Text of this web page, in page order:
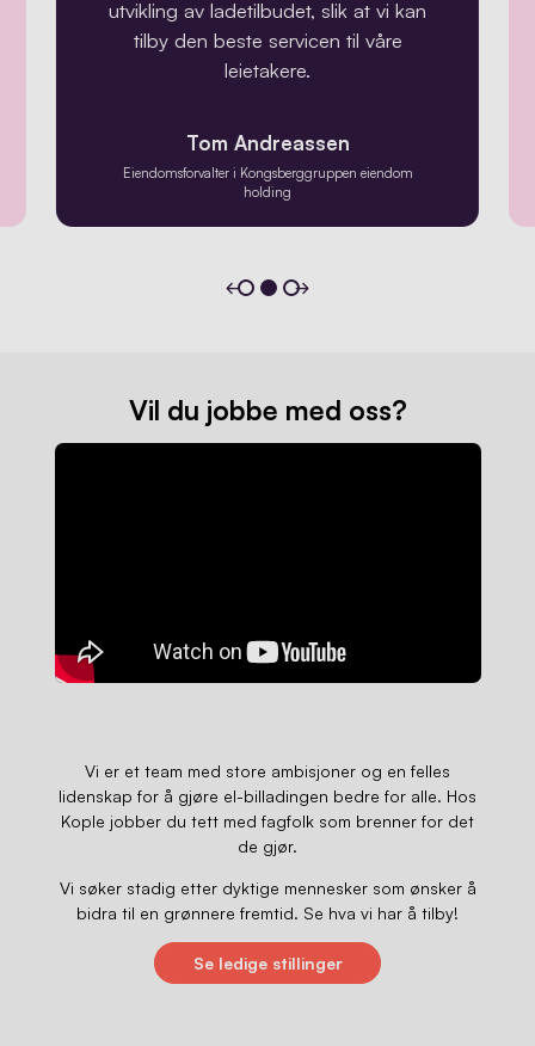
utvikling av ladetilbudet, slik at vi kan
tilby den beste servicen til våre
leietakere.
Tom Andreassen
Eiendomsforvalter i Kongsberggruppen eiendom
holding
Vil du jobbe med oss?
Vi er et team med store ambisjoner og en felles
lidenskap for å gjøre el-billadingen bedre for alle. Hos
Kople jobber du tett med fagfolk som brenner for det
de gjør.
Vi søker stadig etter dyktige mennesker som ønsker å
bidra til en grønnere fremtid. Se hva vi har å tilby!
Se ledige stillinger